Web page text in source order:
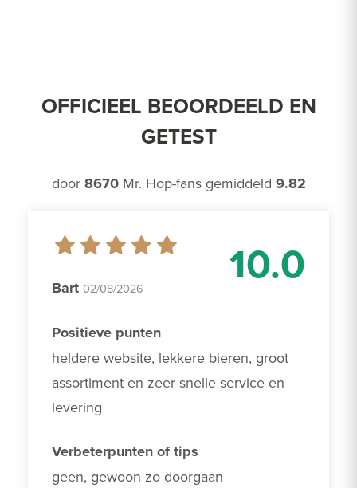
OFFICIEEL BEOORDEELD EN
GETEST
door 8670Mr. Hop-fans gemiddeld 9.82
10.0
Bart 02/08/2026
Positieve punten
heldere website, lekkere bieren, groot
assortiment en zeer snelle service en
levering
Verbeterpunten of tips
geen, gewoon zo doorgaan